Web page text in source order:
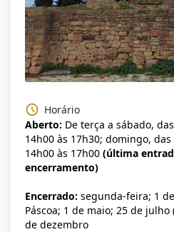
Horário
Aberto: De terça a sábado,
14h00 às 17h30; domingo,
14h00 às 17h00 (última
encerramento)
Encerrado: segunda-feira; 1
Páscoa; 1 de maio; 25 de
de dezembro